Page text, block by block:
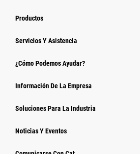
Productos
Servicios Y Asistencia
¿Cómo Podemos Ayudar?
Información De La Empresa
Soluciones Para La Industria
Noticias Y Eventos